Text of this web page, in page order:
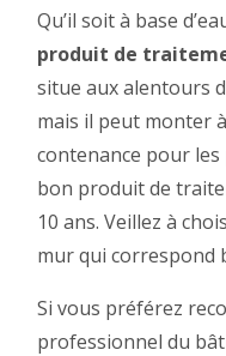
Qu’il soit à base
produit de
situe aux alentours
mais il peut monter
contenance pour
bon produit de
10 ans. Veillez à
mur qui correspond
Si vous préférez
professionnel du